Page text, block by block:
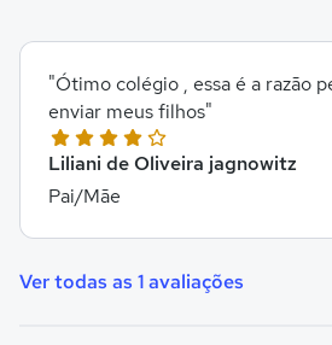
Liliani de Oliveira jagnowitz
Pai/Mãe
"Ótimo colégio , essa é a razão
enviar meus filhos"
Ver todas as 1 avaliações